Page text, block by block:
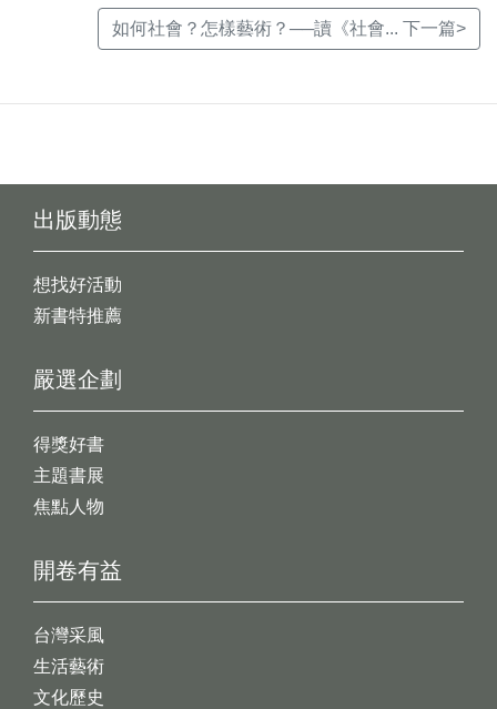
如何社會？怎樣藝術？──讀《社會... 下一篇>
出版動態
想找好活動
新書特推薦
開卷有益
台灣采風
生活藝術
文化歷史
嚴選企劃
得獎好書
主題書展
焦點人物